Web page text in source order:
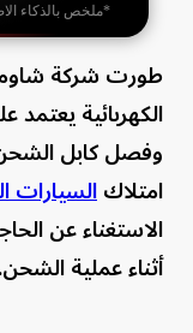
*ملخص بالذكاء
طورت شركة
الكهربائية
وفصل كابل
امتلاكالسيارات
الاستغناء عن
أثناء عملية الشحن.